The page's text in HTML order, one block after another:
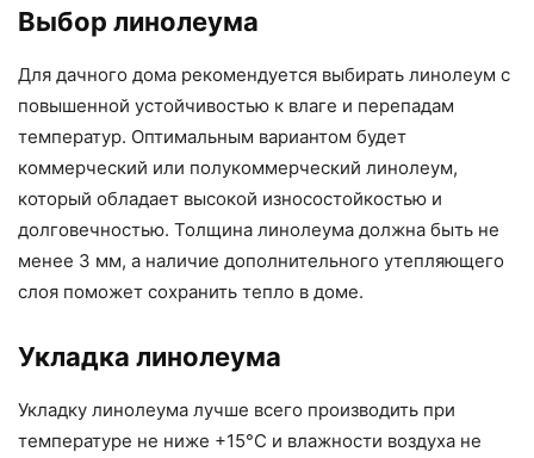
Выбор линолеума
Для дачного дома рекомендуется выбирать линолеум с
повышенной устойчивостью к влаге и перепадам
температур. Оптимальным вариантом будет
коммерческий или полукоммерческий линолеум,
который обладает высокой износостойкостью и
долговечностью. Толщина линолеума должна быть не
менее 3 мм, а наличие дополнительного утепляющего
слоя поможет сохранить тепло в доме.
Укладка линолеума
Укладку линолеума лучше всего производить при
температуре не ниже +15°C и влажности воздуха не